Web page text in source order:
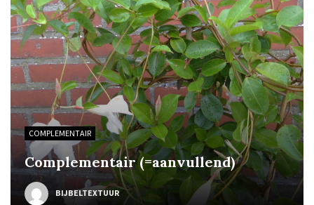
COMPLEMENTAIR
Complementair (=aanvullend)
BIJBELTEXTUUR